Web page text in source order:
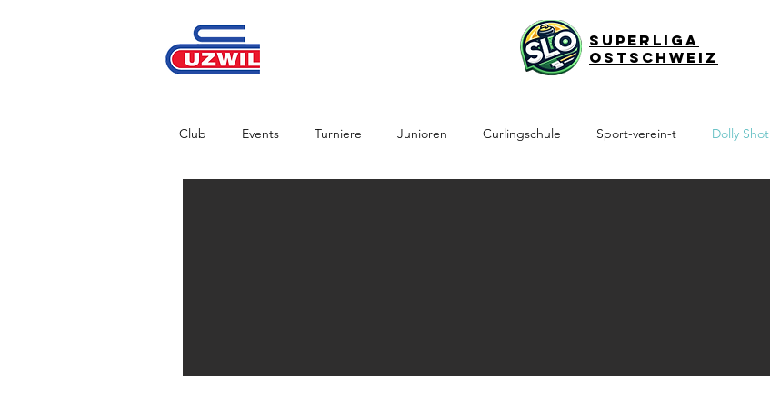
Superliga
Ostschweiz
Club Events Turniere Junioren Curlingschule Sport-verein-t Dolly Shot